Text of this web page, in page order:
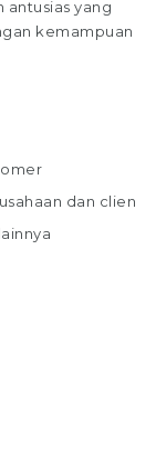
yang
kemampuan
dan clien